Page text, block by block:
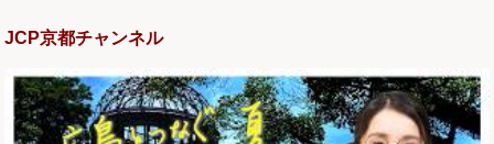
JCP京都チャンネル